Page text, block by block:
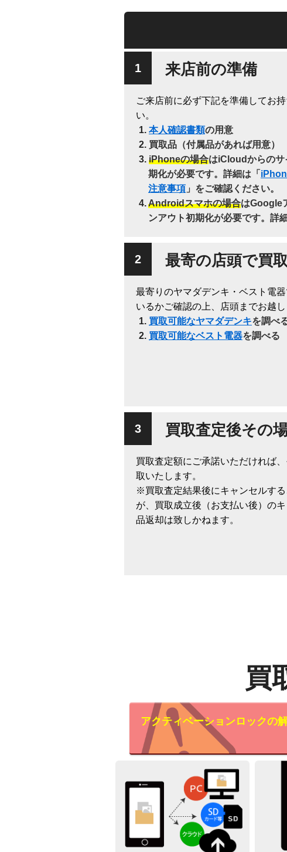
来店前の準備
ご来店前に必ず下記を準備してお
い。
本人確認書類の用意
買取品（付属品があれば用意）
iPhoneの場合はiCloudからのサ
期化が必要です。詳細は「
注意事項 」をご確認ください。
Androidスマホの場合はGoogle
ンアウト初期化が必要です。詳
最寄の店頭で買
最寄りのヤマダデンキ・ベスト電
いるかご確認の上、店頭までお越し
買取可能なヤマダデンキを調べ
買取可能なベスト電器を調べる
買取査定後その
買取査定額にご承諾いただければ
取いたします。
※買取査定結果後にキャンセルす
が、買取成立後（お支払い後）の
品返却は致しかねます。
買
アクティベーションロックの